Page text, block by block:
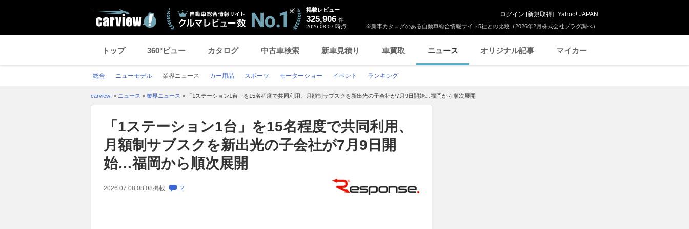
※新車カタログのある自動車総合情報サイト5社との比較（2026年2月株式会社プラグ調べ）
掲載レビュー
325,906 件
2026.08.07 時点
ログイン [新規取得] Yahoo! JAPAN
トップ 360°ビュー カタログ 中古車検索 新車見積り 車買取 ニュース オリジナル記事 マイカー
総合 ニューモデル 業界ニュース カー用品 スポーツ モーターショー イベント ランキング
carview! > ニュース > 業界ニュース > 「1ステーション1台」を15名程度で共同利用、月額制サブスクを新出光の子会社が7月9日開始…福岡から順次展開
「1ステーション1台」を15名程度で共同利用、
月額制サブスクを新出光の子会社が7月9日開
始…福岡から順次展開
2026.07.08 08:08掲載 2